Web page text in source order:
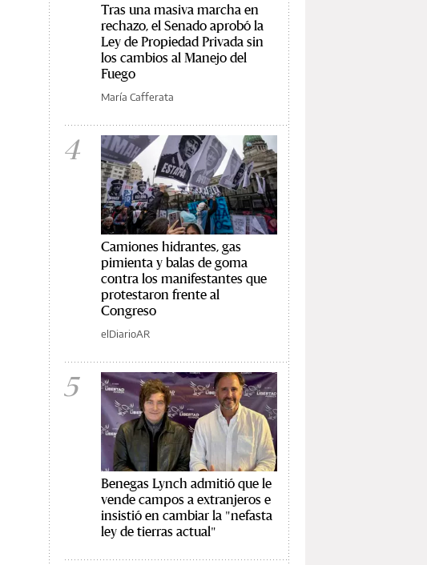
Tras una masiva marcha en
rechazo, el Senado aprobó la
Ley de Propiedad Privada sin
los cambios al Manejo del
Fuego
María Cafferata
4
Camiones hidrantes, gas
pimienta y balas de goma
contra los manifestantes que
protestaron frente al
Congreso
elDiarioAR
5
Benegas Lynch admitió que le
vende campos a extranjeros e
insistió en cambiar la "nefasta
ley de tierras actual"